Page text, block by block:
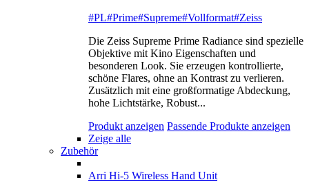
#PL#Prime#Supreme#Vollformat#Zeiss
Die Zeiss Supreme Prime Radiance sind spezielle
Objektive mit Kino Eigenschaften und
besonderen Look. Sie erzeugen kontrollierte,
schöne Flares, ohne an Kontrast zu verlieren.
Zusätzlich mit eine großformatige Abdeckung,
hohe Lichtstärke, Robust...
Produkt anzeigen Passende Produkte anzeigen
Zeige alle
Zubehör
Arri Hi-5 Wireless Hand Unit